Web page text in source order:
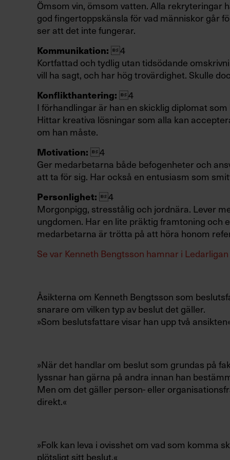
Ömsom vin, ömsom vatten. Alla rekryteringar
god fingertoppskänsla för vad människor går
ser att det inte fungerar.
Kommunikation: 4
Kortfattad och tydlig utan tidsödande
vill ha sagt, och har hög trovärdighet. Skulle
Konflikthantering: 4
I förhandlingar är han en skicklig diplomat
Hittar kreativa lösningar som alla kan
om han måste.
Motivation: 4
Ger medarbetarna både befogenheter och
att ta för sig. Har också en entusiasm som
Personlighet: 4
Morgonpigg, stresstålig och jordnära. Lever
ungdomen. Har en lite präktig framtoning och
medarbetarna är trötta på att höra honom
Se var Kenneth Bengtsson hamnar i
Åsikterna om Kenneth Bengtsson som
snarare om vilken typ av beslut det gäller.
»Som beslutsfattare visar han upp två
»När det handlar om beslut som grundas på
lyssnar han gärna på andra innan han
Men om det gäller person- eller
direkt.«
»Folk kan leva i ovisshet om vad som komma
plötsligt sitt beslut.«